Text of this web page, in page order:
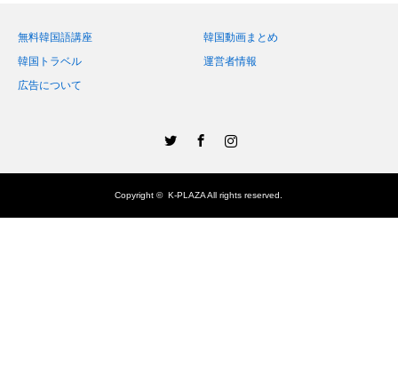
無料韓国語講座
韓国動画まとめ
韓国トラベル
運営者情報
広告について
Instagram
Copyright © K-PLAZAAll rights reserved.